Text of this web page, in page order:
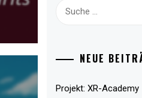
NEUE
Projekt: XR-Academy